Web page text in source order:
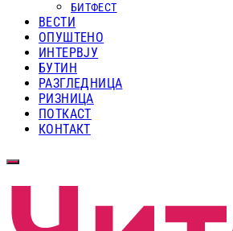
БИТФЕСТ
ВЕСТИ
ОПУШТЕНО
ИНТЕРВЈУ
БУТИН
РАЗГЛЕДНИЦА
РИЗНИЦА
ПОТКАСТ
КОНТАКТ